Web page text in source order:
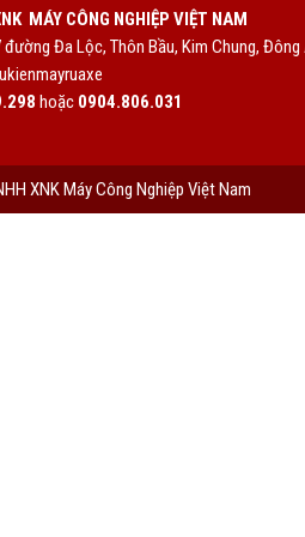
MÁY CÔNG NGHIỆP VIỆT NAM
Đa Lộc, Thôn Bầu, Kim Chung, Đông
hoặc 0904.806.031
XNK Máy Công Nghiệp Việt Nam